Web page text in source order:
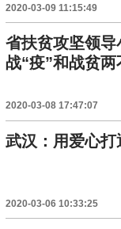
2020-03-09 11:15:49
省扶贫攻坚领导
战“疫”和战贫两
2020-03-08 17:47:07
武汉：用爱心打
2020-03-06 10:33:25